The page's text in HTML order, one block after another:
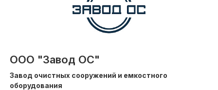
ООО "Завод ОС"
Завод очистных сооружений и емкостного
оборудования